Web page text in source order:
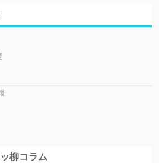
柳コラム